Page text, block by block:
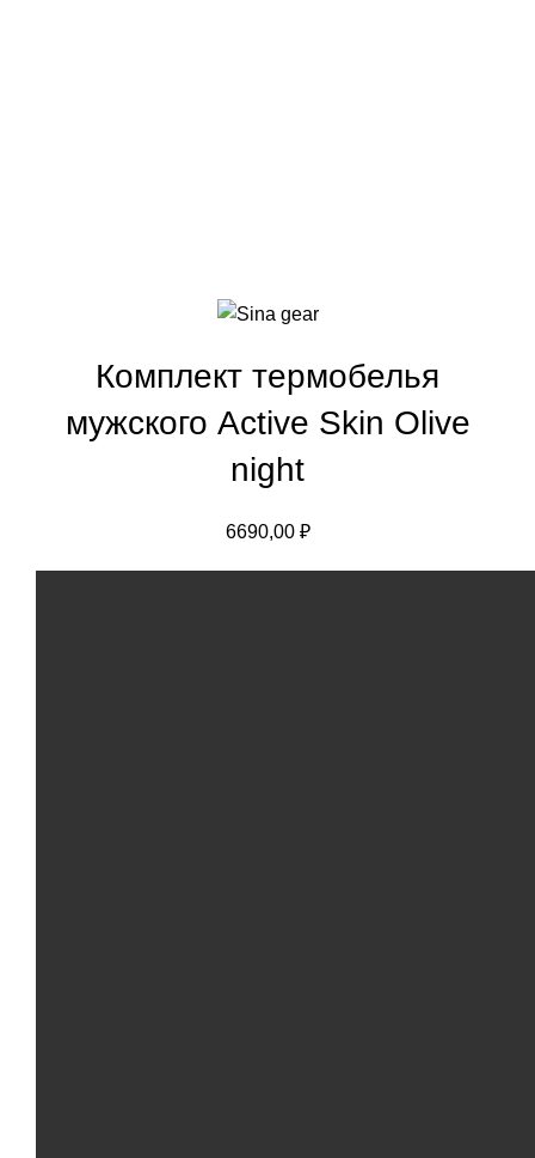
Комплект термобелья
мужского Active Skin Olive
night
6690,00 ₽